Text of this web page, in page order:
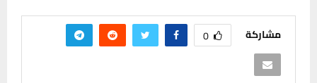
مشاركة 0